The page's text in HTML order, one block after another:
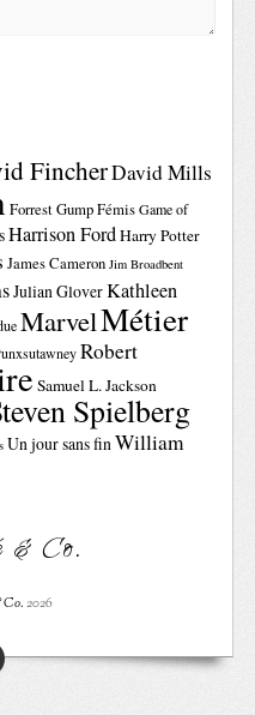
FincherDavid Mills
Forrest GumpFémis Game of
Harrison FordHarry Potter
James Cameron Jim Broadbent
Julian GloverKathleen
MarvelMétier
Robert
Samuel L. Jackson
Spielberg
Un jour sans finWilliam
& Co.
Co.2026